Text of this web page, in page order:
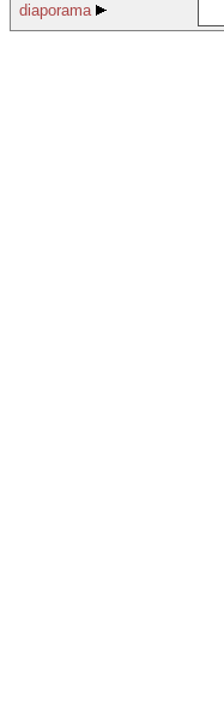
diaporama